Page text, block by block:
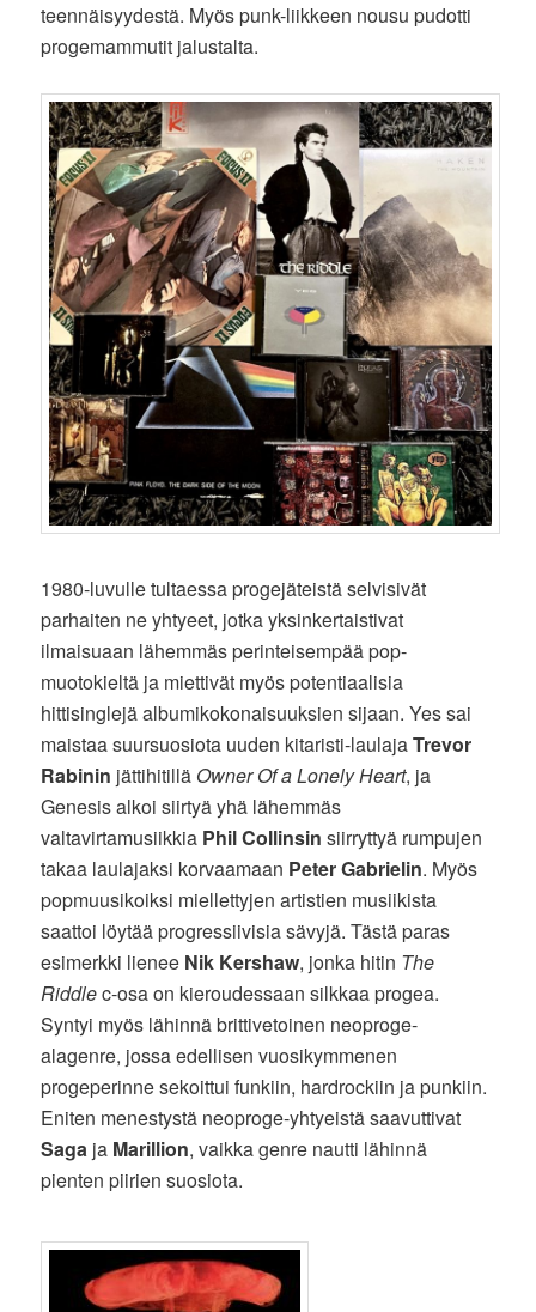
teennäisyydestä. Myös punk-liikkeen nousu pudotti
progemammutit jalustalta.
1980-luvulle tultaessa progejäteistä selvisivät
parhaiten ne yhtyeet, jotka yksinkertaistivat
ilmaisuaan lähemmäs perinteisempää pop-
muotokieltä ja miettivät myös potentiaalisia
hittisinglejä albumikokonaisuuksien sijaan. Yes sai
maistaa suursuosiota uuden kitaristi-laulajaTrevor
Rabinin jättihitillä Owner Of a Lonely Heart, ja
Genesis alkoi siirtyä yhä lähemmäs
valtavirtamusiikkia Phil Collinsin siirryttyä rumpujen
takaa laulajaksi korvaamaan Peter Gabrielin. Myös
popmuusikoiksi miellettyjen artistien musiikista
saattoi löytää progressiivisia sävyjä. Tästä paras
esimerkki lienee Nik Kershaw, jonka hitin The
Riddlec-osa on kieroudessaan silkkaa progea.
Syntyi myös lähinnä brittivetoinen neoproge-
alagenre, jossa edellisen vuosikymmenen
progeperinne sekoittui funkiin, hardrockiin ja punkiin.
Eniten menestystä neoproge-yhtyeistä saavuttivat
Saga ja Marillion, vaikka genre nautti lähinnä
pienten piirien suosiota.